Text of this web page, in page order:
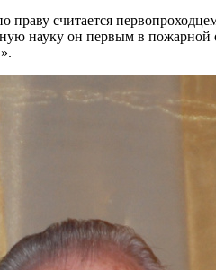
праву считается
науку он первым в пожарной